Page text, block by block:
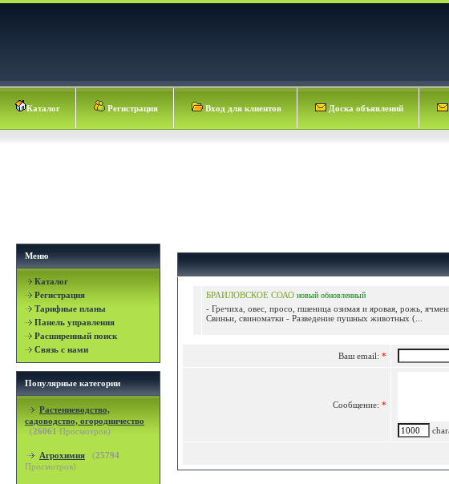
Каталог Регистрация Вход для клиентов Доска объявлений
Меню
Каталог
Регистрация
Тарифные планы
Панель управления
Расширенный поиск
Связь с нами
Популярные категории
Растениеводство,
садоводство, огородничество
(26061 Просмотров)
Агрохимия (25794
Просмотров)
БРАИЛОВСКОЕ СОАО новый обновленный
- Гречиха, овес, просо, пшеница озимая и яровая, рожь,
Свиньи, свиноматки - Разведение пушных животных (...
Ваш email: *
Сообщение: *